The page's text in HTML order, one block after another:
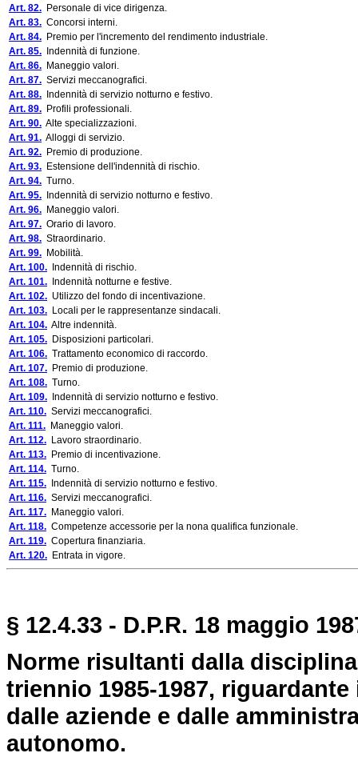
Art. 82. Personale di vice dirigenza.
Art. 83. Concorsi interni.
Art. 84. Premio per l'incremento del rendimento industriale.
Art. 85. Indennità di funzione.
Art. 86. Maneggio valori.
Art. 87. Servizi meccanografici.
Art. 88. Indennità di servizio notturno e festivo.
Art. 89. Profili professionali.
Art. 90. Alte specializzazioni.
Art. 91. Alloggi di servizio.
Art. 92. Premio di produzione.
Art. 93. Estensione dell'indennità di rischio.
Art. 94. Turno.
Art. 95. Indennità di servizio notturno e festivo.
Art. 96. Maneggio valori.
Art. 97. Orario di lavoro.
Art. 98. Straordinario.
Art. 99. Mobilità.
Art. 100. Indennità di rischio.
Art. 101. Indennità notturne e festive.
Art. 102. Utilizzo del fondo di incentivazione.
Art. 103. Locali per le rappresentanze sindacali.
Art. 104. Altre indennità.
Art. 105. Disposizioni particolari.
Art. 106. Trattamento economico di raccordo.
Art. 107. Premio di produzione.
Art. 108. Turno.
Art. 109. Indennità di servizio notturno e festivo.
Art. 110. Servizi meccanografici.
Art. 111. Maneggio valori.
Art. 112. Lavoro straordinario.
Art. 113. Premio di incentivazione.
Art. 114. Turno.
Art. 115. Indennità di servizio notturno e festivo.
Art. 116. Servizi meccanografici.
Art. 117. Maneggio valori.
Art. 118. Competenze accessorie per la nona qualifica funzionale.
Art. 119. Copertura finanziaria.
Art. 120. Entrata in vigore.
§ 12.4.33 - D.P.R. 18 maggio
Norme risultanti dalla
triennio 1985-1987,
dalle aziende e dalle
autonomo.